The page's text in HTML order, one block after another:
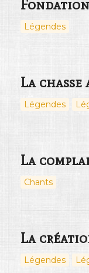
Légendes
La
Légendes
La
Chants
La
Légendes